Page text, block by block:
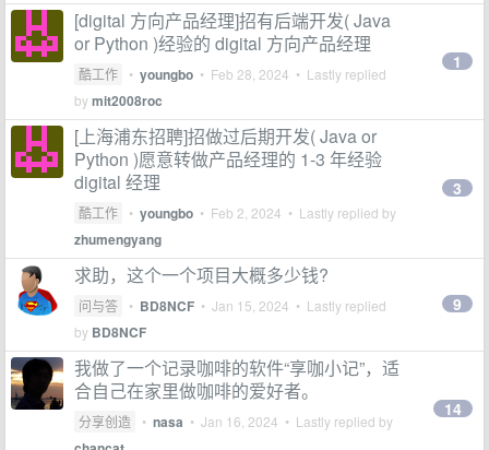
[digital 方向产品经理]招有后端开发( Java
or Python )经验的 digital 方向产品经理
酷工作 • youngbo • Feb 28, 2024 • Lastly replied
bymit2008roc
1
[上海浦东招聘]招做过后期开发( Java or
Python )愿意转做产品经理的 1-3 年经验
digital 经理
酷工作 • youngbo • Feb 2, 2024 • Lastly replied by
zhumengyang
3
求助，这个一个项目大概多少钱?
问与答 • BD8NCF • Jan 15, 2024 • Lastly replied
by BD8NCF
9
我做了一个记录咖啡的软件“享咖小记”，适
合自己在家里做咖啡的爱好者。
分享创造 • nasa • Jan 16, 2024 • Lastly replied by
14